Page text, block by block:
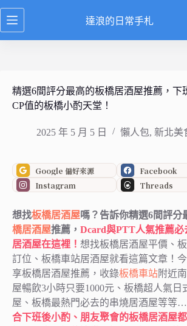
跳
至
達浪的日常手札
精選6間評分最高的板橋居酒屋推薦，下
CP值的板橋小酌天堂！
2025 年 5 月 5 日 懶人包, 新北美
Google 偏好來源
Facebook
Instagram
Threads
想找板橋居酒屋嗎？告訴你精選6間評分
橋居酒屋推薦， Dcard與PTT人氣推薦必
居酒屋在這裡！ 想找板橋居酒屋平價、
訂位、板橋車站居酒屋就看這篇文章！
享板橋居酒屋推薦，收錄板橋車站附近
屋暢飲3小時只要1000元、板橋超人氣日
屋、板橋最熱門必去的串燒居酒屋等等…
合下班後小酌、朋友聚會的板橋居酒屋